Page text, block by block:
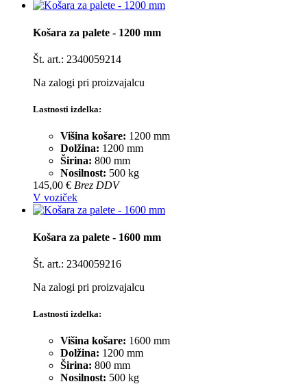
Košara za palete - 1200 mm
Št. art.: 2340059214
Na zalogi pri proizvajalcu
Lastnosti izdelka:
Višina košare: 1200 mm
Dolžina: 1200 mm
Širina: 800 mm
Nosilnost: 500 kg
145,00 € Brez DDV
V voziček
Košara za palete - 1600 mm
Št. art.: 2340059216
Na zalogi pri proizvajalcu
Lastnosti izdelka:
Višina košare: 1600 mm
Dolžina: 1200 mm
Širina: 800 mm
Nosilnost: 500 kg